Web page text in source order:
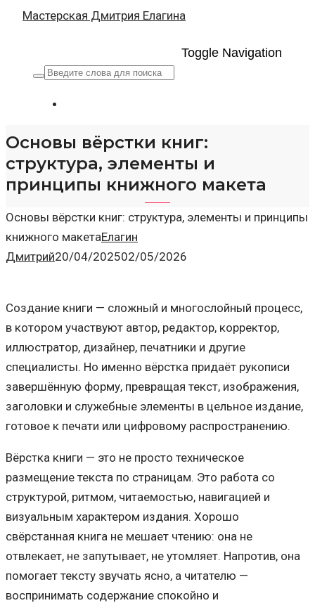
Мастерская Дмитрия Елагина
Toggle Navigation
Основы вёрстки книг:
структура, элементы и
принципы книжного макета
Основы вёрстки книг: структура, элементы и принципы
книжного макетаЕлагин
Дмитрий20/04/202502/05/2026
Создание книги — сложный и многослойный процесс,
в котором участвуют автор, редактор, корректор,
иллюстратор, дизайнер, печатники и другие
специалисты. Но именно вёрстка придаёт рукописи
завершённую форму, превращая текст, изображения,
заголовки и служебные элементы в цельное издание,
готовое к печати или цифровому распространению.
Вёрстка книги — это не просто техническое
размещение текста по страницам. Это работа со
структурой, ритмом, читаемостью, навигацией и
визуальным характером издания. Хорошо
свёрстанная книга не мешает чтению: она не
отвлекает, не запутывает, не утомляет. Напротив, она
помогает тексту звучать ясно, а читателю —
воспринимать содержание спокойно и